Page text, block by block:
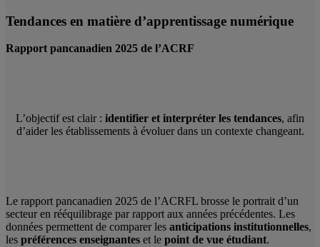
Tendances en matière d’apprentissage numérique
Rapport pancanadien 2025 de l’ACRF
L’objectif est clair : identifier et interpréter les tendances, afin
d’aider les établissements à évoluer dans un contexte changeant.
Le rapport pancanadien 2025 de l’ACRFL brosse le portrait d’un
secteur en rééquilibrage par rapport aux années précédentes. Les
données permettent de comparer les anticipations institutionnelles,
les préférences enseignantes et le point de vue étudiant.